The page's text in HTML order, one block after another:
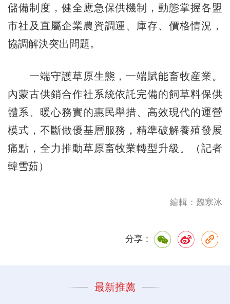
儲備制度，健全應急保供機制，動態掌握各盟
市社及直屬企業農資調運、庫存、價格情況，
協調解決突出問題。
一端守護草原生態，一端賦能畜牧産業。
內蒙古供銷合作社系統依託完備的飼草料保供
體系、暖心務實的惠民舉措、高效現代的運營
模式，不斷做優基層服務，精準破解養殖發展
痛點，全力推動草原畜牧業轉型升級。（記者
韓雪茹）
編輯：魏寒冰
分享：
最新推薦